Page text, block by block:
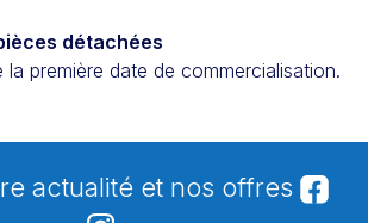
détachées
première date de commercialisation.
actualité et nos offres